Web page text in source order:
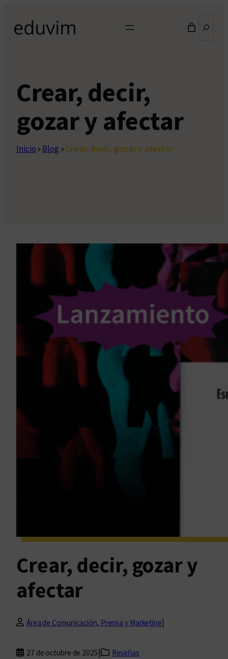
contenido
Crear, decir,
gozar y afectar
Inicio» Blog »Crear, decir, gozar y afectar
Crear, decir, gozar y
afectar
Área de Comunicación, Prensa y Marketing|
27 de octubre de 2025 | Reseñas